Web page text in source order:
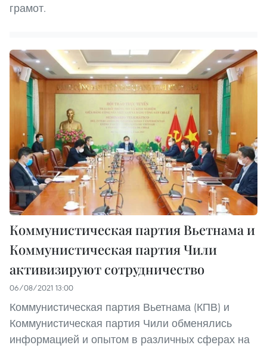
грамот.
Коммунистическая партия Вьетнама и
Коммунистическая партия Чили
активизируют сотрудничество
06/08/2021 13:00
Коммунистическая партия Вьетнама (КПВ) и
Коммунистическая партия Чили обменялись
информацией и опытом в различных сферах на